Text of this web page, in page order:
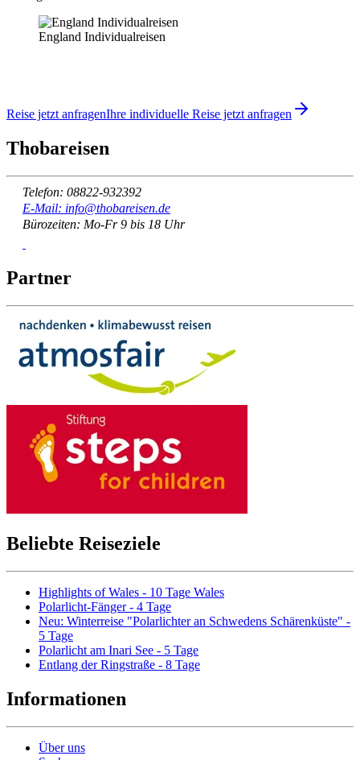
England Individualreisen
Reise jetzt anfragenIhre individuelle Reise jetzt anfragen
Thobareisen
Telefon: 08822-932392
E-Mail: info@thobareisen.de
Bürozeiten: Mo-Fr 9 bis 18 Uhr
Partner
Beliebte Reiseziele
Highlights of Wales - 10 Tage Wales
Polarlicht-Fänger - 4 Tage
Neu: Winterreise "Polarlichter an Schwedens Schärenküste" -
5 Tage
Polarlicht am Inari See - 5 Tage
Entlang der Ringstraße - 8 Tage
Informationen
Über uns